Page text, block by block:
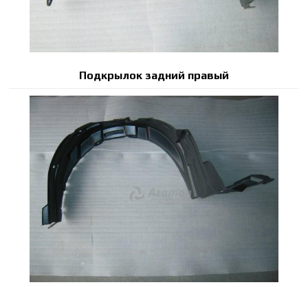
Подкрылок задний правый